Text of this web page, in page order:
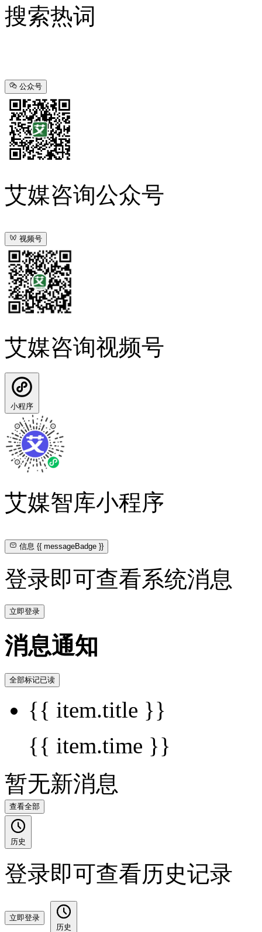
搜索热词
公众号
艾媒咨询公众号
视频号
艾媒咨询视频号
小程序
艾媒智库小程序
信息{{ messageBadge }}
登录即可查看系统消息
立即登录
消息通知
全部标记已读
{{ item.title }}
{{ item.time }}
暂无新消息
查看全部
历史
登录即可查看历史记录
立即登录
历史